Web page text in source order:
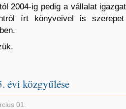
2004-ig pedig a vállalat
írt könyveivel is
évi közgyűlése
01.